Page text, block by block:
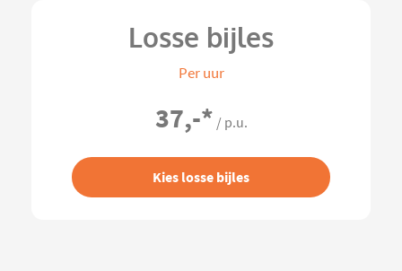
Losse bijles
Per uur
37,-* / p.u.
Kies losse bijles